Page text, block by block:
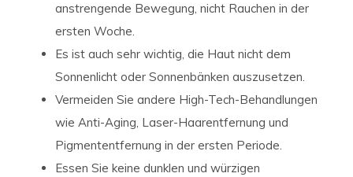
anstrengende Bewegung, nicht Rauchen in der
ersten Woche.
Es ist auch sehr wichtig, die Haut nicht dem
Sonnenlicht oder Sonnenbänken auszusetzen.
Vermeiden Sie andere High-Tech-Behandlungen
wie Anti-Aging, Laser-Haarentfernung und
Pigmententfernung in der ersten Periode.
Essen Sie keine dunklen und würzigen